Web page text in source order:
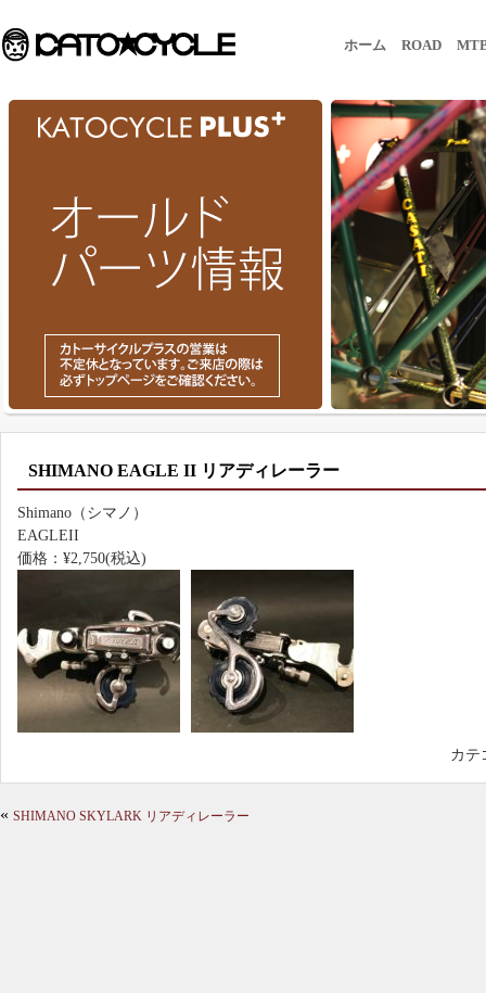
ホーム ROAD
SHIMANO EAGLE II リアディレーラー
Shimano（シマノ）
EAGLEII
価格：¥2,750(税込)
カテ
« SHIMANO SKYLARK リアディレーラー